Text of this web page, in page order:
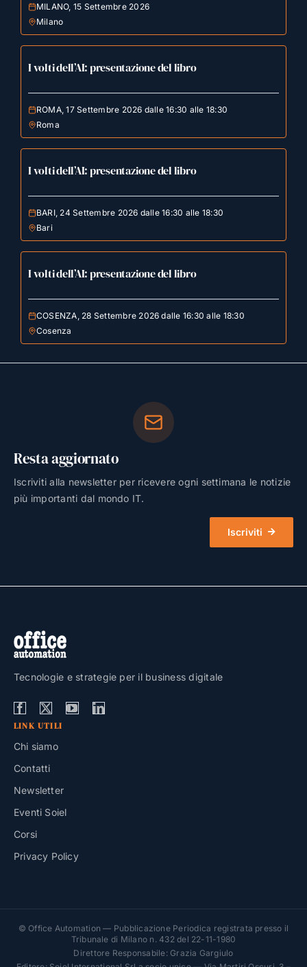
MILANO, 15 Settembre 2026
Milano
I volti dell’AI: presentazione del libro
ROMA, 17 Settembre 2026 dalle 16:30 alle 18:30
Roma
I volti dell’AI: presentazione del libro
BARI, 24 Settembre 2026 dalle 16:30 alle 18:30
Bari
I volti dell’AI: presentazione del libro
COSENZA, 28 Settembre 2026 dalle 16:30 alle 18:30
Cosenza
Resta aggiornato
Iscriviti alla newsletter per ricevere ogni settimana le notizie
più importanti dal mondo IT.
Iscriviti
Tecnologie e strategie per il business digitale
LINK UTILI
Chi siamo
Contatti
Newsletter
Eventi Soiel
Corsi
Privacy Policy
© Office Automation — Pubblicazione Periodica registrata presso il
Tribunale di Milano n. 432 del 22-11-1980
Direttore Responsabile: Grazia Gargiulo